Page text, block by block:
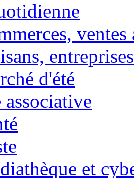
ventes
entreprises
d'été
associative
et